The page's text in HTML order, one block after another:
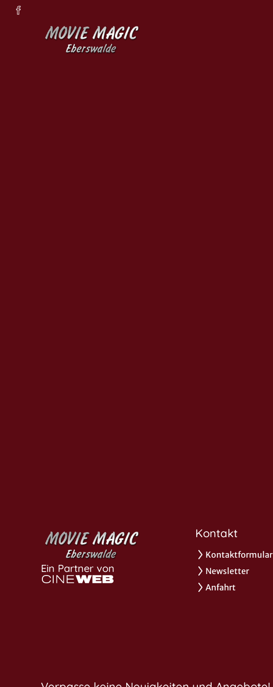
Ein Partner von
Kontakt
Kontaktformular
Newsletter
Anfahrt